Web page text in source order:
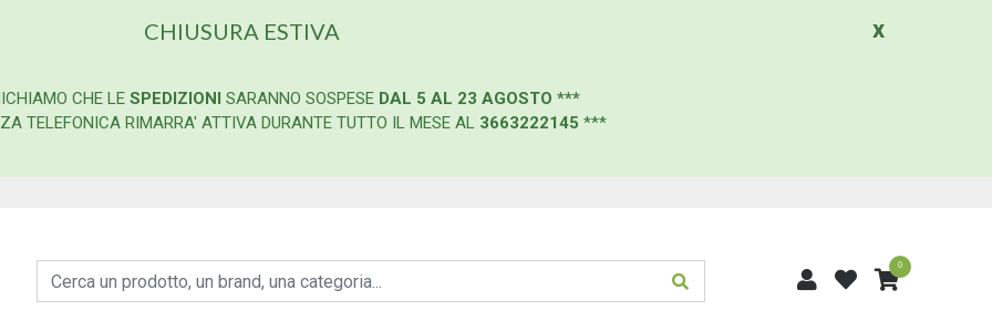
x
CHIUSURA ESTIVA
CHE LE SPEDIZIONI SARANNO SOSPESE DAL 5 AL 23 AGOSTO ***
TELEFONICA RIMARRA' ATTIVA DURANTE TUTTO IL MESE AL 3663222145 ***
0